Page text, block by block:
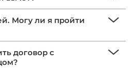
Могу ли я пройти
договор с